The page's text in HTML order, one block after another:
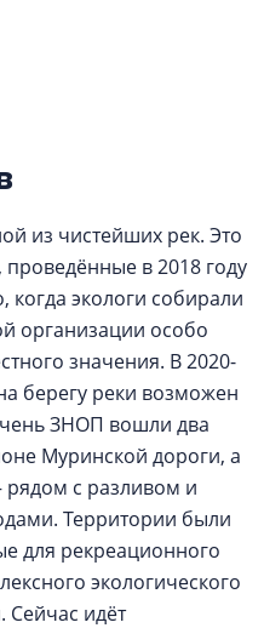
из чистейших рек. Это
в 2018 году
когда экологи собирали
организации особо
значения. В 2020-
берегу реки возможен
ЗНОП вошли два
Муринской дороги, а
рядом с разливом и
Территории были
для рекреационного
экологического
Сейчас идёт